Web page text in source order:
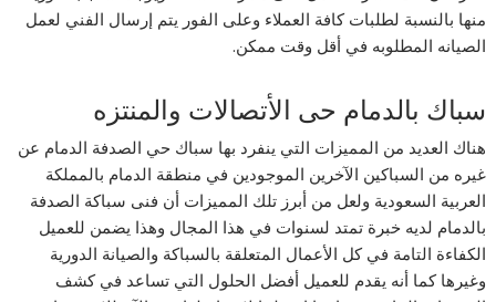
منها بالنسبة لطلبات كافة العملاء وعلى الفور يتم إرسال الفني لعمل
الصيانه المطلوبه في أقل وقت ممكن.
سباك بالدمام حى الأتصالات والمنتزه
هناك العديد من المميزات التي ينفرد بها سباك حي الصدفة الدمام عن
غيره من السباكين الآخرين الموجودين في منطقة الدمام بالمملكة
العربية السعودية ولعل من أبرز تلك المميزات أن فنى سباكة الصدفة
بالدمام لديه خبرة تمتد لسنوات في هذا المجال وهذا يضمن للعميل
الكفاءة التامة في كل الأعمال المتعلقة بالسباكة والصيانة الدورية
وغيرها كما أنه يقدم للعميل أفضل الحلول التي تساعد في كشف